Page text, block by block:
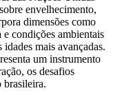
envelhecimento,
dimensões como
condições ambientais
mais avançadas.
um instrumento
os desafios
brasileira.